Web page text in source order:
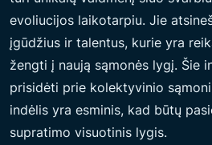
M
A
T
Ė
S
P
evoliucijos laikotarpiu. Jie
įgūdžius ir talentus, kurie yra
žengti į naują sąmonės lygį. Šie
prisidėti prie kolektyvinio
indėlis yra esminis, kad būtų
supratimo visuotinis lygis.